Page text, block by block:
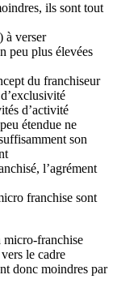
ils sont tout
à verser
peu plus élevées
du franchiseur
d’activité
étendue ne
son
l’agrément
franchise sont
micro-franchise
le cadre
donc moindres par